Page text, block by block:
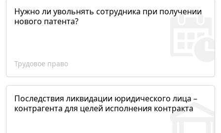
Нужно ли увольнять сотрудника при получении
нового патента?
Трудовое право
Последствия ликвидации юридического лица –
контрагента для целей исполнения контракта